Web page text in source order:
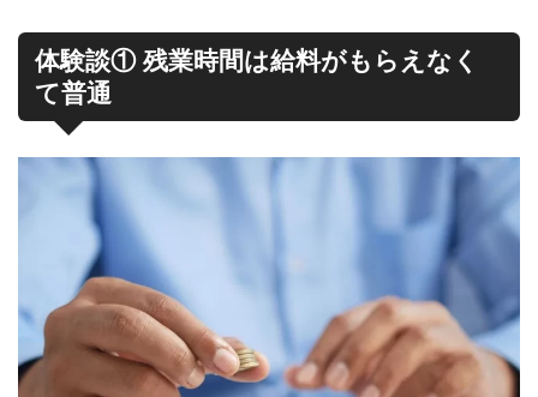
体験談① 残業時間は給料がもらえなく
て普通